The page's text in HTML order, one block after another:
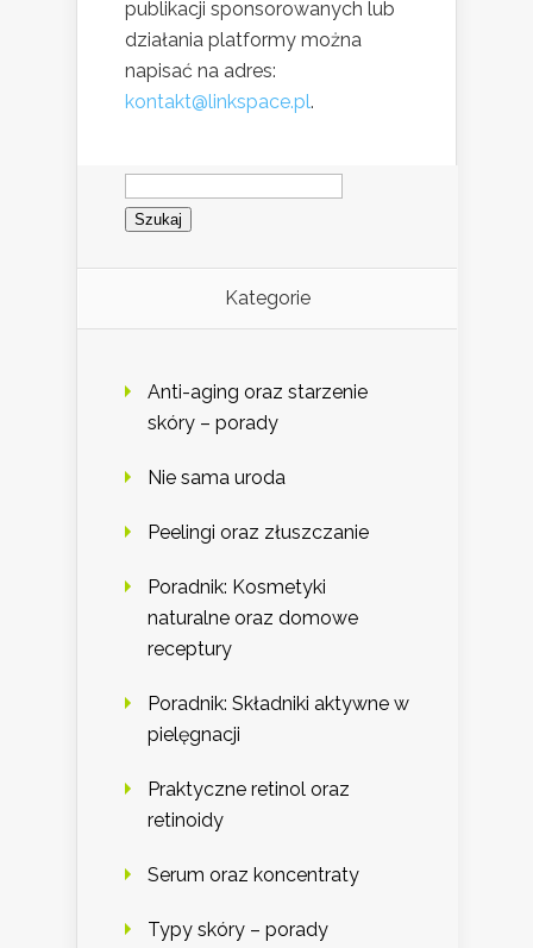
publikacji sponsorowanych lub
działania platformy można
napisać na adres:
kontakt@linkspace.pl.
Szukaj:
Kategorie
Anti-aging oraz starzenie
skóry – porady
Nie sama uroda
Peelingi oraz złuszczanie
Poradnik: Kosmetyki
naturalne oraz domowe
receptury
Poradnik: Składniki aktywne w
pielęgnacji
Praktyczne retinol oraz
retinoidy
Serum oraz koncentraty
Typy skóry – porady